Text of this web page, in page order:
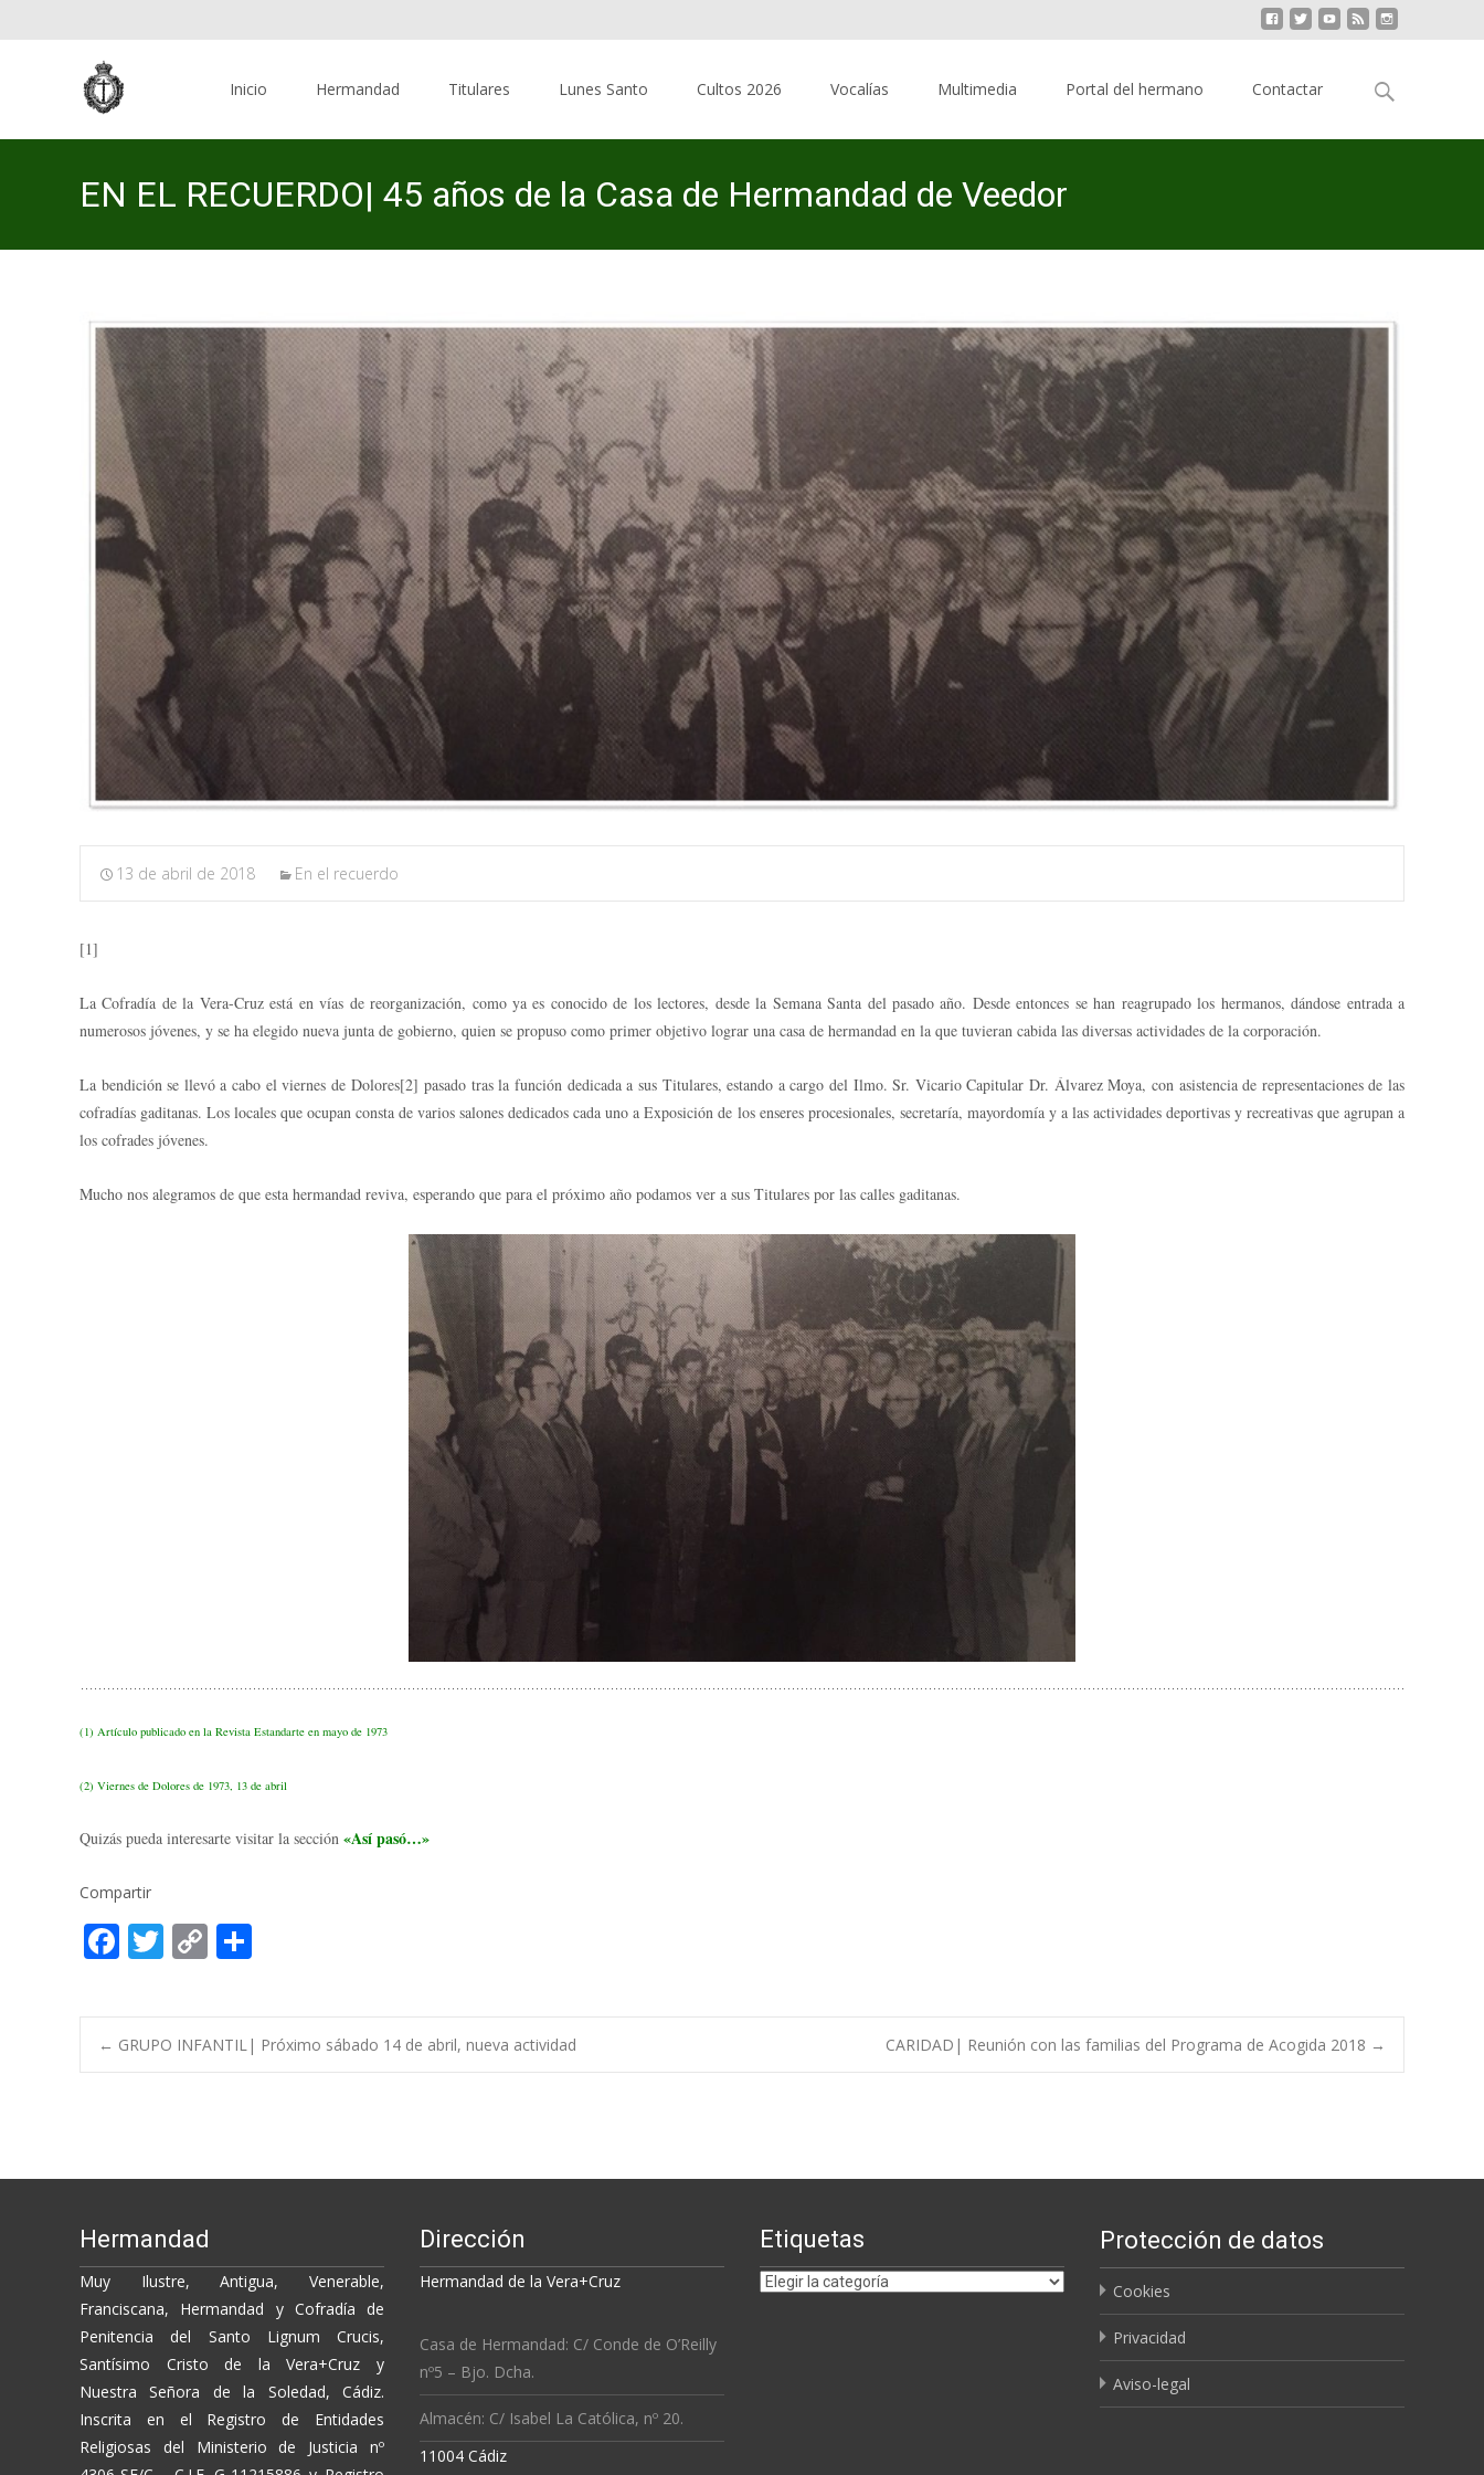
Inicio Hermandad Titulares Lunes Santo Cultos 2026 Vocalías Multimedia Portal del hermano Contactar Buscar:
EN EL RECUERDO| 45 años de la Casa de Hermandad de Veedor
13 de abril de 2018 En el recuerdo
[1]
La Cofradía de la Vera-Cruz está en vías de reorganización, como ya es conocido de los lectores, desde la Semana Santa del pasado año. Desde entonces se han reagrupado los hermanos, dándose entrada a
numerosos jóvenes, y se ha elegido nueva junta de gobierno, quien se propuso como primer objetivo lograr una casa de hermandad en la que tuvieran cabida las diversas actividades de la corporación.
La bendición se llevó a cabo el viernes de Dolores[2] pasado tras la función dedicada a sus Titulares, estando a cargo del Ilmo. Sr. Vicario Capitular Dr. Álvarez Moya, con asistencia de representaciones de las
cofradías gaditanas. Los locales que ocupan consta de varios salones dedicados cada uno a Exposición de los enseres procesionales, secretaría, mayordomía y a las actividades deportivas y recreativas que agrupan a
los cofrades jóvenes.
Mucho nos alegramos de que esta hermandad reviva, esperando que para el próximo año podamos ver a sus Titulares por las calles gaditanas.
(1) Artículo publicado en la Revista Estandarte en mayo de 1973
(2) Viernes de Dolores de 1973, 13 de abril
Quizás pueda interesarte visitar la sección «Así pasó…»
Compartir
F
e
b
o
T
itt
er
C
p
y
Li
m
p
ar
Post
← GRUPO INFANTIL| Próximo sábado 14 de abril, nueva actividad CARIDAD| Reunión con las familias del Programa de Acogida 2018 →
Hermandad
Muy Ilustre, Antigua, Venerable,
Franciscana, Hermandad y Cofradía de
Penitencia del Santo Lignum Crucis,
Santísimo Cristo de la Vera+Cruz y
Nuestra Señora de la Soledad, Cádiz.
Inscrita en el Registro de Entidades
Religiosas del Ministerio de Justicia nº
Dirección
Hermandad de la Vera+Cruz
Casa de Hermandad: C/ Conde de O’Reilly
nº5 – Bjo. Dcha.
Almacén: C/ Isabel La Católica, nº 20.
11004 Cádiz
Etiquetas
Etiquetas
Protección de datos
Cookies
Privacidad
Aviso-legal